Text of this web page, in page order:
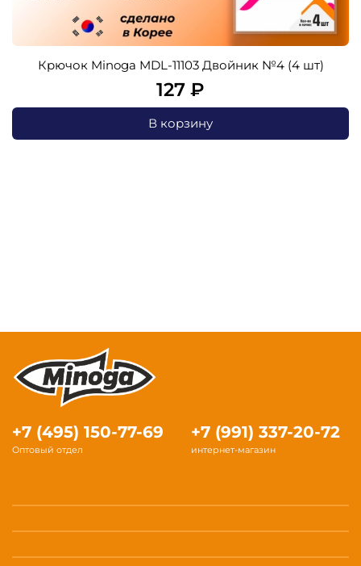
Крючок Minoga MDL-11103 Двойник №4 (4 шт)
127 ₽
В корзину
+7 (495) 150-77-69
Оптовый отдел
+7 (991) 337-20-72
интернет-магазин